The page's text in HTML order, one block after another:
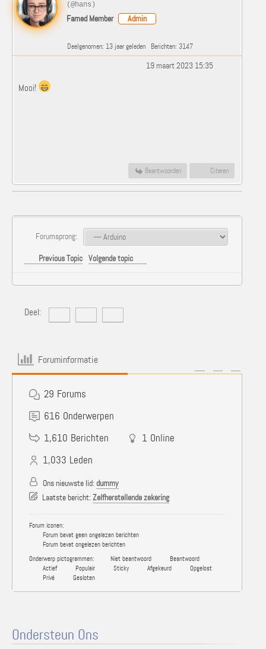
(@hans)
Famed Member Admin
Deelgenomen: 13 jaar geleden Berichten: 3147
19 maart 2023 15:35
Mooi!
Beantwoorden Citeren
Forumsprong:
Previous Topic Volgende topic
Deel:
Foruminformatie
29 Forums
616 Onderwerpen
1,610 Berichten 1 Online
1,033 Leden
Ons nieuwste lid: dummy
Laatste bericht: Zelfherstellende zekering
Forum iconen:
Forum bevat geen ongelezen berichten
Forum bevat ongelezen berichten
Onderwerp pictogrammen:
Niet beantwoord
Beantwoord
Actief
Populair Sticky Afgekeurd
Opgelost
Privé
Gesloten
Ondersteun Ons